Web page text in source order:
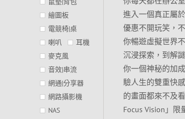
進入一個真正屬
優惠不開玩笑，
你暢遊虛擬世界
沉浸探索，到解
你一個神秘的加
驗人生的雙重快
的畫面都來不及
Focus Vision」限
繪圖板
電競椅|桌
喇叭
耳機
麥克風
音效|串流
網通|分享器
網路攝影機
NAS